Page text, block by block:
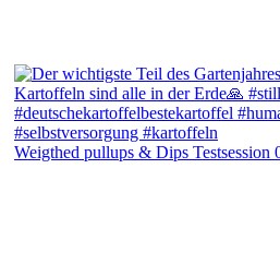
Weigthed pullups & Dips Testsession